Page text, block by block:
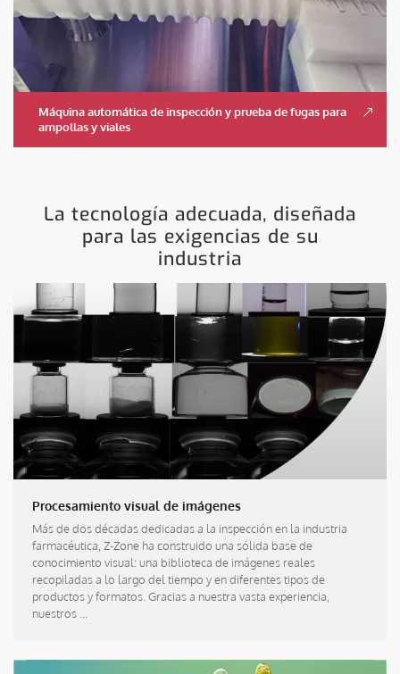
Máquina automática de inspección y prueba de fugas para
ampollas y viales
La tecnología adecuada, diseñada
para las exigencias de su
industria
Procesamiento visual de imágenes
Más de dos décadas dedicadas a la inspección en la industria
farmacéutica, Z-Zone ha construido una sólida base de
conocimiento visual: una biblioteca de imágenes reales
recopiladas a lo largo del tiempo y en diferentes tipos de
productos y formatos. Gracias a nuestra vasta experiencia,
nuestros ...